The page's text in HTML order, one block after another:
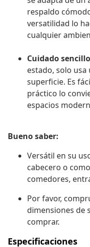
respaldo
versatilidad lo
cualquier
Cuidado
estado, solo
superficie. Es
práctico lo
espacios
Bueno saber:
Versátil en su
cabecero o
comedores,
Por favor,
dimensiones de
comprar.
Especificaciones